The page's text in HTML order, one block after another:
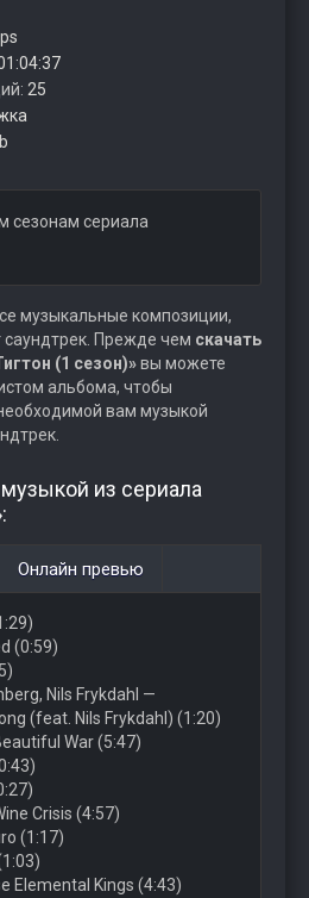
25
сезонам сериала
музыкальные композиции,
саундтрек. Прежде чем скачать
(1 сезон)»вы можете
альбома, чтобы
вам музыкой
из сериала
Онлайн превью
(0:59)
Nils Frykdahl —
(feat. Nils Frykdahl) (1:20)
War (5:47)
Crisis (4:57)
(1:17)
Elemental Kings (4:43)